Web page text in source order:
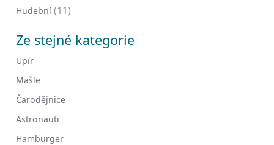
Hudební (11)
Ze stejné kategorie
Upír
Mašle
Čarodějnice
Astronauti
Hamburger